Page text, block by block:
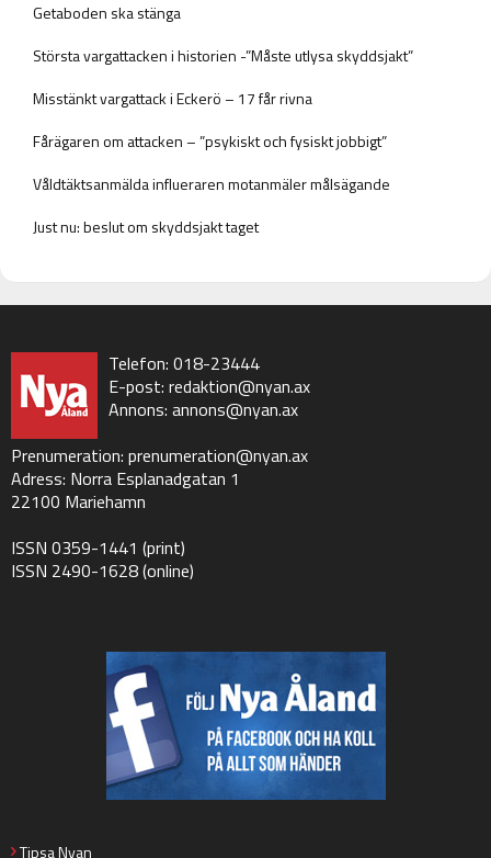
Getaboden ska stänga
Största vargattacken i historien -”Måste utlysa skyddsjakt”
Misstänkt vargattack i Eckerö – 17 får rivna
Fårägaren om attacken – ”psykiskt och fysiskt jobbigt”
Våldtäktsanmälda influeraren motanmäler målsägande
Just nu: beslut om skyddsjakt taget
Telefon: 018-23444
E-post: redaktion@nyan.ax
Annons: annons@nyan.ax
Prenumeration: prenumeration@nyan.ax
Adress: Norra Esplanadgatan 1
22100 Mariehamn
ISSN 0359-1441 (print)
ISSN 2490-1628 (online)
Tipsa Nyan